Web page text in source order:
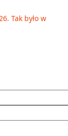
Tak było w